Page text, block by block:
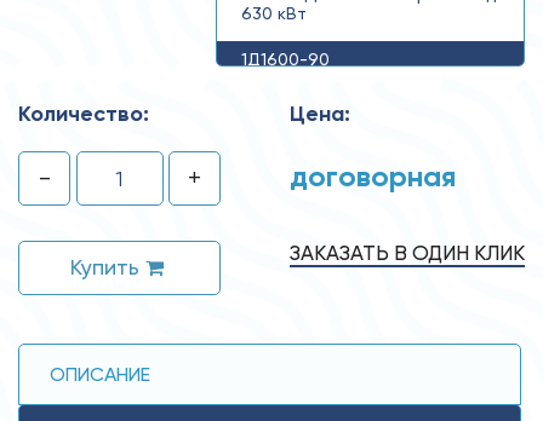
630 кВт
1Д1600-90
Количество:
- +
Купить
Цена:
договорная
ЗАКАЗАТЬ В ОДИН КЛИК
ОПИСАНИЕ